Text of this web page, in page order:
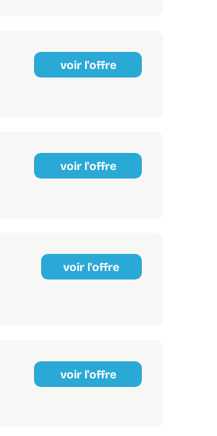
voir l'offre
voir l'offre
voir l'offre
voir l'offre